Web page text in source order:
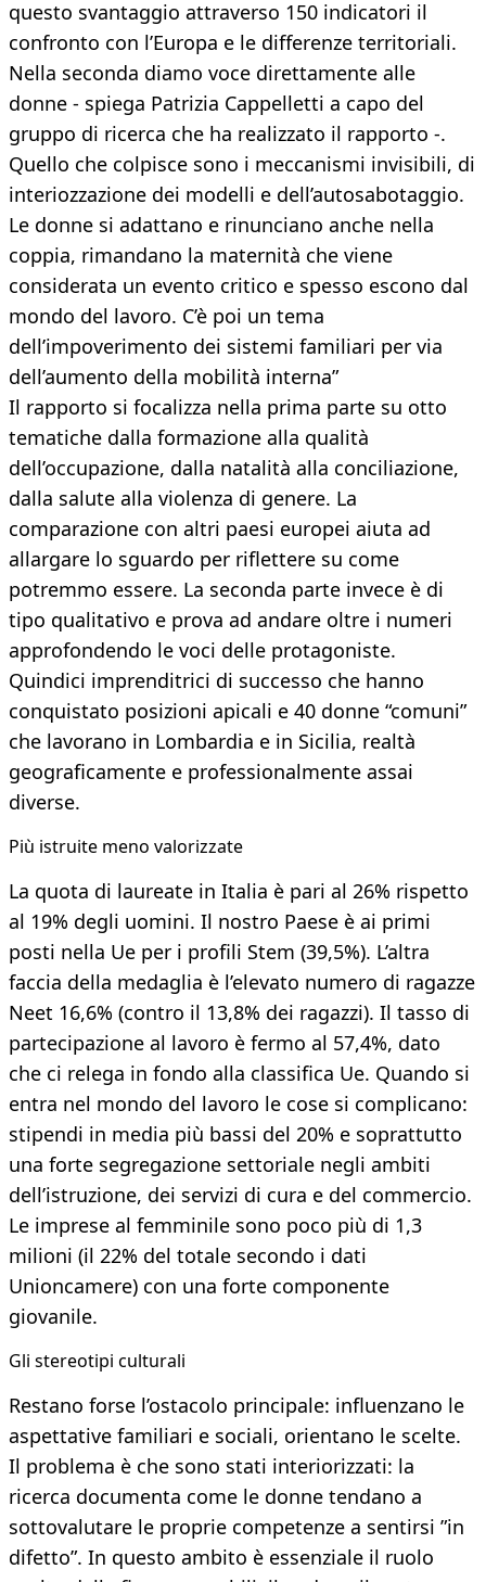
questo svantaggio attraverso 150 indicatori il
confronto con l’Europa e le differenze territoriali.
Nella seconda diamo voce direttamente alle
donne - spiega Patrizia Cappelletti a capo del
gruppo di ricerca che ha realizzato il rapporto -.
Quello che colpisce sono i meccanismi invisibili, di
interiozzazione dei modelli e dell’autosabotaggio.
Le donne si adattano e rinunciano anche nella
coppia, rimandano la maternità che viene
considerata un evento critico e spesso escono dal
mondo del lavoro. C’è poi un tema
dell’impoverimento dei sistemi familiari per via
dell’aumento della mobilità interna”
Il rapporto si focalizza nella prima parte su otto
tematiche dalla formazione alla qualità
dell’occupazione, dalla natalità alla conciliazione,
dalla salute alla violenza di genere. La
comparazione con altri paesi europei aiuta ad
allargare lo sguardo per riflettere su come
potremmo essere. La seconda parte invece è di
tipo qualitativo e prova ad andare oltre i numeri
approfondendo le voci delle protagoniste.
Quindici imprenditrici di successo che hanno
conquistato posizioni apicali e 40 donne “comuni”
che lavorano in Lombardia e in Sicilia, realtà
geograficamente e professionalmente assai
diverse.
Più istruite meno valorizzate
La quota di laureate in Italia è pari al 26% rispetto
al 19% degli uomini. Il nostro Paese è ai primi
posti nella Ue per i profili Stem (39,5%). L’altra
faccia della medaglia è l’elevato numero di ragazze
Neet 16,6% (contro il 13,8% dei ragazzi). Il tasso di
partecipazione al lavoro è fermo al 57,4%, dato
che ci relega in fondo alla classifica Ue. Quando si
entra nel mondo del lavoro le cose si complicano:
stipendi in media più bassi del 20% e soprattutto
una forte segregazione settoriale negli ambiti
dell’istruzione, dei servizi di cura e del commercio.
Le imprese al femminile sono poco più di 1,3
milioni (il 22% del totale secondo i dati
Unioncamere) con una forte componente
giovanile.
Gli stereotipi culturali
Restano forse l’ostacolo principale: influenzano le
aspettative familiari e sociali, orientano le scelte.
Il problema è che sono stati interiorizzati: la
ricerca documenta come le donne tendano a
sottovalutare le proprie competenze a sentirsi ”in
difetto”. In questo ambito è essenziale il ruolo